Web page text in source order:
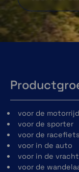
voor de
voor de sporter
voor de
voor in de auto
voor in de
voor de